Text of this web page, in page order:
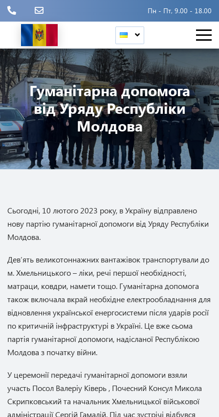
Пн - Пт, 9.00 - 18.00
Гуманітарна допомога
від Уряду Республіки
Молдова
Сьогодні, 10 лютого 2023 року, в Україну відправлено
нову партію гуманітарної допомоги від Уряду Республіки
Молдова.
Дев’ять великотоннажних вантажівок транспортували до
м. Хмельницького – ліки, речі першої необхідності,
матраци, ковдри, намети тощо. Гуманітарна допомога
також включала вкрай необхідне електрообладнання для
відновлення української енергосистеми після ударів росії
по критичній інфраструктурі в Україні. Це вже сьома
партія гуманітарної допомоги, надісланої Республікою
Молдова з початку війни.
У церемонії передачі гуманітарної допомоги взяли
участь Посол Валеріу Ківерь , Почесний Консул Микола
Скрипковський та начальник Хмельницької військової
адміністрації Сергій Гамалій. Під час зустрічі відбувся